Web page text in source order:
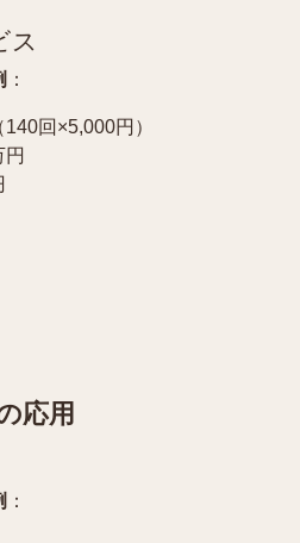
ス
：
回×5,000円）
応用
：